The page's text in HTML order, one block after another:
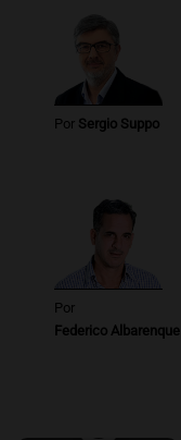
Por Sergio Suppo
Por
Federico Albarenque